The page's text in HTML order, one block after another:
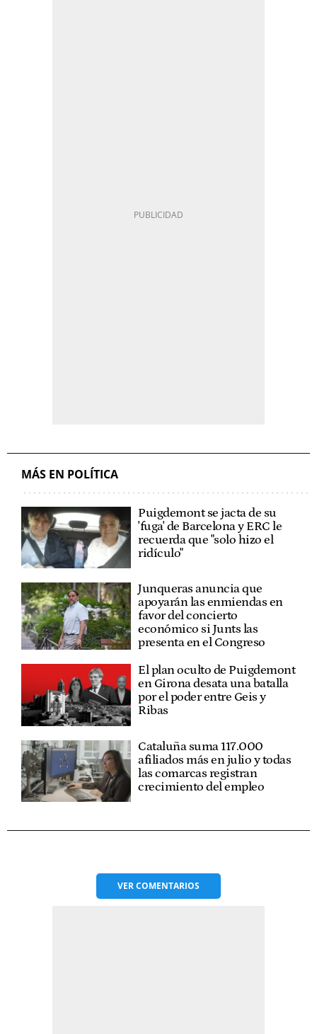
MÁS EN POLÍTICA
Puigdemont se jacta de su
'fuga' de Barcelona y ERC le
recuerda que "solo hizo el
ridículo"
Junqueras anuncia que
apoyarán las enmiendas en
favor del concierto
económico si Junts las
presenta en el Congreso
El plan oculto de Puigdemont
en Girona desata una batalla
por el poder entre Geis y
Ribas
Cataluña suma 117.000
afiliados más en julio y todas
las comarcas registran
crecimiento del empleo
VERCOMENTARIOS